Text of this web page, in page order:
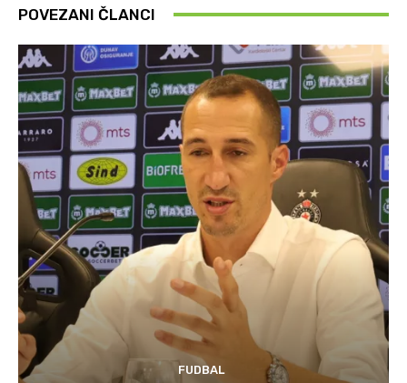
POVEZANI ČLANCI
FUDBAL